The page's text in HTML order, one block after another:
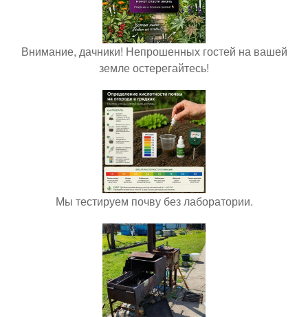
Внимание, дачники! Непрошенных гостей на вашей
земле остерегайтесь!
Мы тестируем почву без лаборатории.